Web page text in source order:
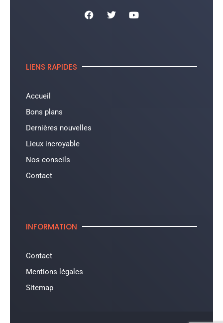
LIENS RAPIDES
Accueil
Bons plans
Dernières nouvelles
Lieux incroyable
Nos conseils
Contact
INFORMATION
Contact
Mentions légales
Sitemap